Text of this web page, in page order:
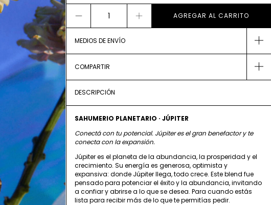
MEDIOS DE ENVÍO
COMPARTIR
DESCRIPCIÓN
SAHUMERIO PLANETARIO · JÚPITER
Conectá con tu potencial. Júpiter es el gran benefactor y te
conecta con la expansión.
Júpiter es el planeta de la abundancia, la prosperidad y el
crecimiento. Su energía es generosa, optimista y
expansiva: donde Júpiter llega, todo crece. Este blend fue
pensado para potenciar el éxito y la abundancia, invitando
a confiar y abrirse a lo que se desea. Para cuando estás
lista para recibir más de lo que te permitías pedir.